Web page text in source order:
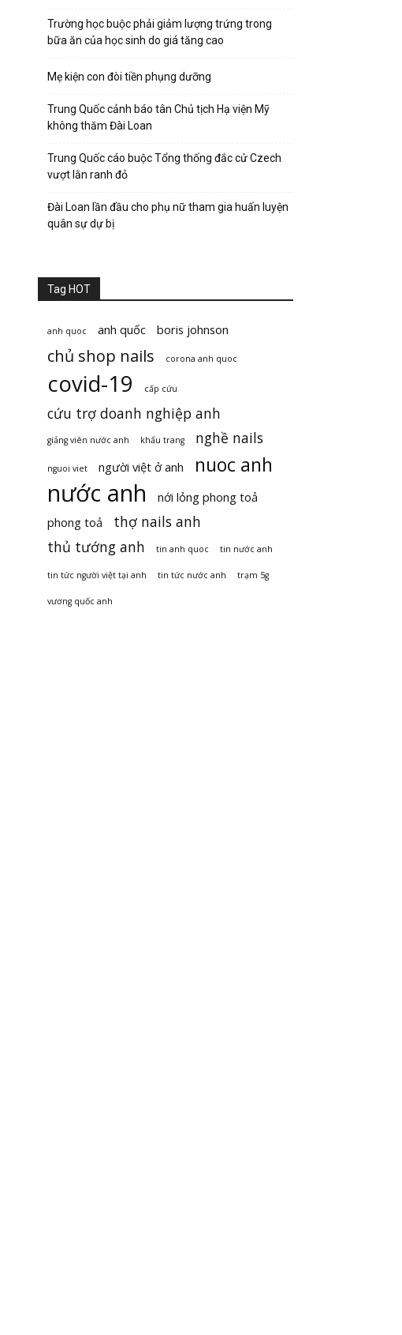
Trường học buộc phải giảm lượng trứng trong
bữa ăn của học sinh do giá tăng cao
Mẹ kiện con đòi tiền phụng dưỡng
Trung Quốc cảnh báo tân Chủ tịch Hạ viện Mỹ
không thăm Đài Loan
Trung Quốc cáo buộc Tổng thống đắc cử Czech
vượt lằn ranh đỏ
Đài Loan lần đầu cho phụ nữ tham gia huấn luyện
quân sự dự bị
Tag HOT
anh quoc anh quốc boris johnson
chủ shop nails corona anh quoc
covid-19 cấp cứu
cứu trợ doanh nghiệp anh
giảng viên nước anh khẩu trang nghề nails
nguoi viet người việt ở anh nuoc anh
nước anh
nới lỏng phong toả
phong toả
thợ nails anh
thủ tướng anh
tin anh quoc tin nước anh
tin tức người việt tại anh tin tức nước anh trạm 5g
vương quốc anh